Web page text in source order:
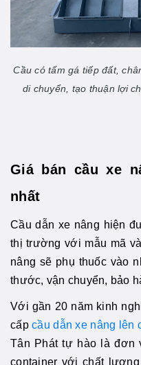
Cầu có tấm gá tiếp đất,
di chuyển, tạo thuận lợi
Giá bán cầu xe
nhất
Cầu dẫn xe nâng hiện
thị trường với mẫu mã
nâng sẽ phụ thuốc vào
thước, vận chuyển, bảo
Với gần 20 năm kinh
cấpcầu dẫn xe nâng lên
Tân Phát tự hào là đơn
container với chất